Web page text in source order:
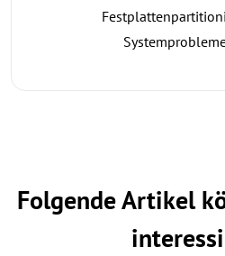
Folgende Artikel